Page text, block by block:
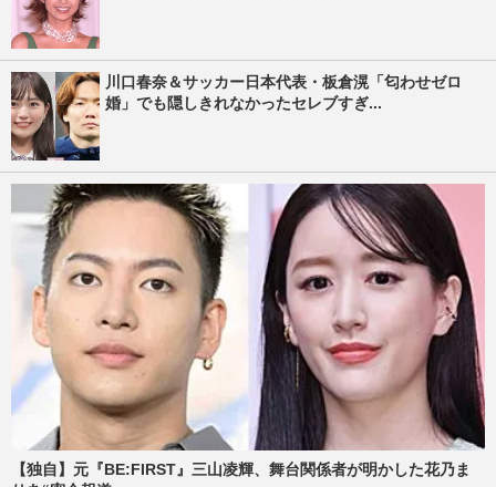
川口春奈＆サッカー日本代表・板倉滉「匂わせゼロ
婚」でも隠しきれなかったセレブすぎ...
【独自】元『BE:FIRST』三山凌輝、舞台関係者が明かした花乃ま